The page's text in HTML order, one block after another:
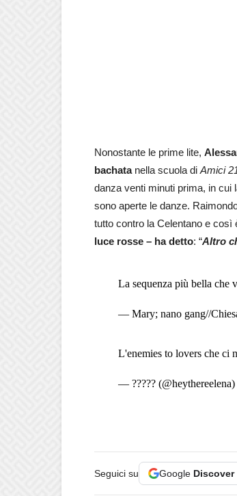
Nonostante le prime lite,
bachatanella scuola di Amici
danza venti minuti prima, in cui
sono aperte le danze.
tutto contro la Celentano e così
luce rosse – ha detto: “Altro
La sequenza più bella che
— Mary; nano gang//
L'enemies to lovers che ci
— ????? (@heythereelena)
Seguici su Google Discover